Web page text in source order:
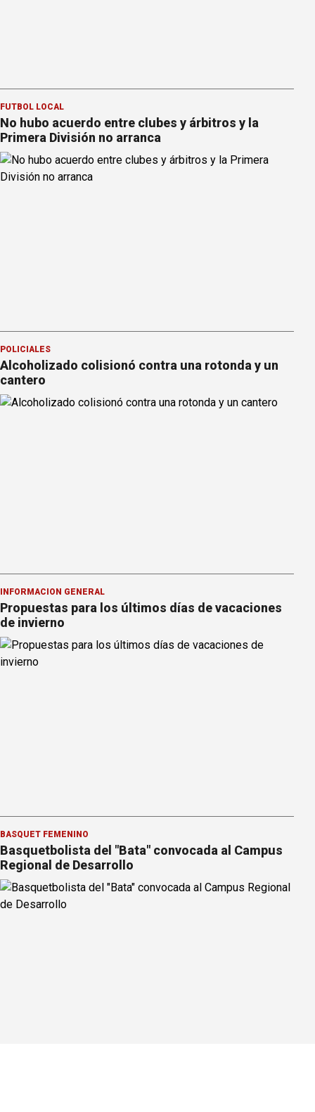
FÚTBOL LOCAL
No hubo acuerdo entre clubes y árbitros y la
Primera División no arranca
POLICIALES
Alcoholizado colisionó contra una rotonda y un
cantero
INFORMACION GENERAL
Propuestas para los últimos días de vacaciones
de invierno
BÁSQUET FEMENINO
Basquetbolista del "Bata" convocada al Campus
Regional de Desarrollo